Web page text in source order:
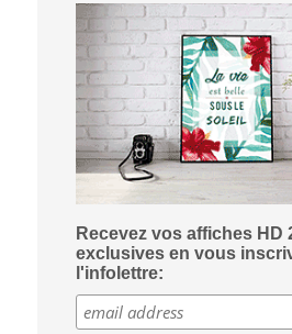
Recevez vos affiches HD
exclusives en vous
l'infolettre: